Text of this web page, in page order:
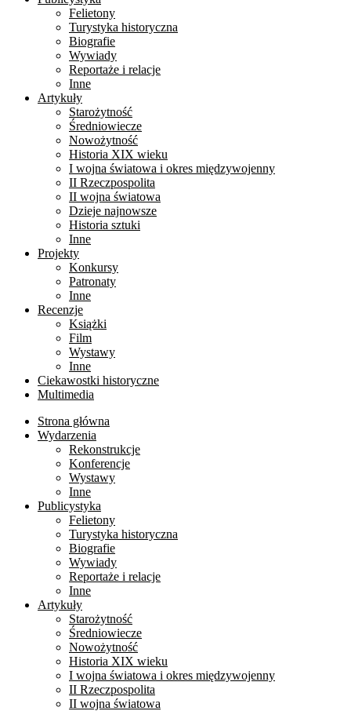
Felietony
Turystyka historyczna
Biografie
Wywiady
Reportaże i relacje
Inne
Artykuły
Starożytność
Średniowiecze
Nowożytność
Historia XIX wieku
I wojna światowa i okres międzywojenny
II Rzeczpospolita
II wojna światowa
Dzieje najnowsze
Historia sztuki
Inne
Projekty
Konkursy
Patronaty
Inne
Recenzje
Książki
Film
Wystawy
Inne
Ciekawostki historyczne
Multimedia
Strona główna
Wydarzenia
Rekonstrukcje
Konferencje
Wystawy
Inne
Publicystyka
Felietony
Turystyka historyczna
Biografie
Wywiady
Reportaże i relacje
Inne
Artykuły
Starożytność
Średniowiecze
Nowożytność
Historia XIX wieku
I wojna światowa i okres międzywojenny
II Rzeczpospolita
II wojna światowa